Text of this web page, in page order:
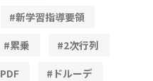
新学習指導要領
累乗
2次行列
PDF
ドルーデ